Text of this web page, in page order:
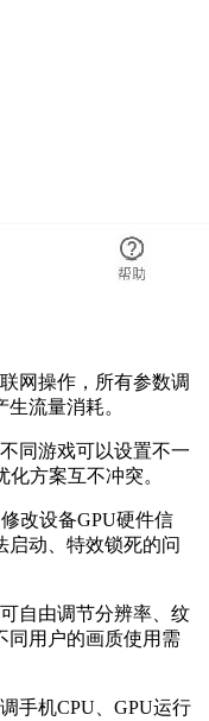
网操作，所有参数调
流量消耗。
同游戏可以设置不一
方案互不冲突。
改设备GPU硬件信
启动、特效锁死的问
自由调节分辨率、纹
同用户的画质使用需
机CPU、GPU运行